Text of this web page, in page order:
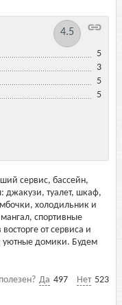
4.5
5
3
5
5
сервис, бассейн,
джакузи, туалет, шкаф,
холодильник и
спортивные
от сервиса и
уютные домики. Будем
Да 497 Нет 523